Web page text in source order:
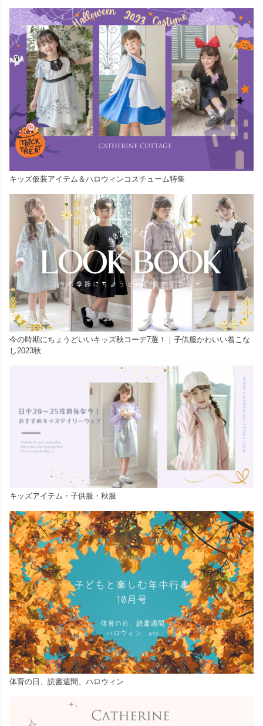
キッズ仮装アイテム＆ハロウィンコスチューム特集
今の時期にちょうどいいキッズ秋コーデ7選！｜子供服かわいい着こな
し2023秋
キッズアイテム・子供服・秋服
体育の日、読書週間、ハロウィン